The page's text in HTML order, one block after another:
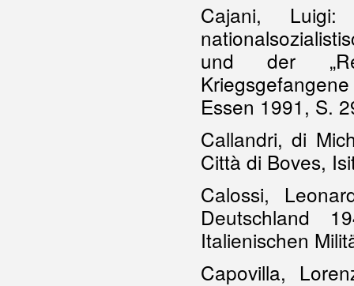
Cajani, Luigi:
und der
Essen 1991, S.
Callandri, di
Città di Boves,
Calossi,
Deutschland
Italienischen
Capovilla,